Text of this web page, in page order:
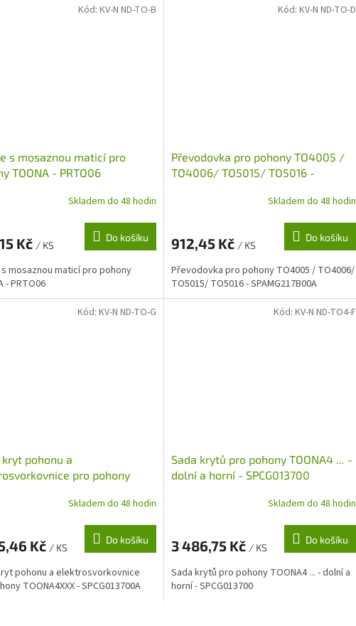
s mosaznou maticí pro
TOONA - PRTO06
Skladem do 48 hodin
Kč / KS
Do košíku
mosaznou maticí pro pohony
- PRTO06
Kód: KV-N ND-TO-B
Převodovka pro pohony TO4005 /
TO4006/ TO5015/ TO5016 -
Skladem do 48 hodin
912,45 Kč / KS
Do košíku
Převodovka pro pohony TO4005 / TO4006/
TO5015/ TO5016 - SPAMG217B00A
Kód: KV-N ND-TO-D
pohonu a
pro pohony
Skladem do 48 hodin
Kč / KS
Do košíku
pohonu a elektrosvorkovnice
TOONA4XXX - SPCG013700A
Kód: KV-N ND-TO-G
Sada krytů pro pohony TOONA4 ... -
dolní a horní - SPCG013700
Skladem do 48 hodin
3 486,75 Kč / KS
Do košíku
Sada krytů pro pohony TOONA4 ... - dolní a
horní - SPCG013700
Kód: KV-N ND-TO4-F